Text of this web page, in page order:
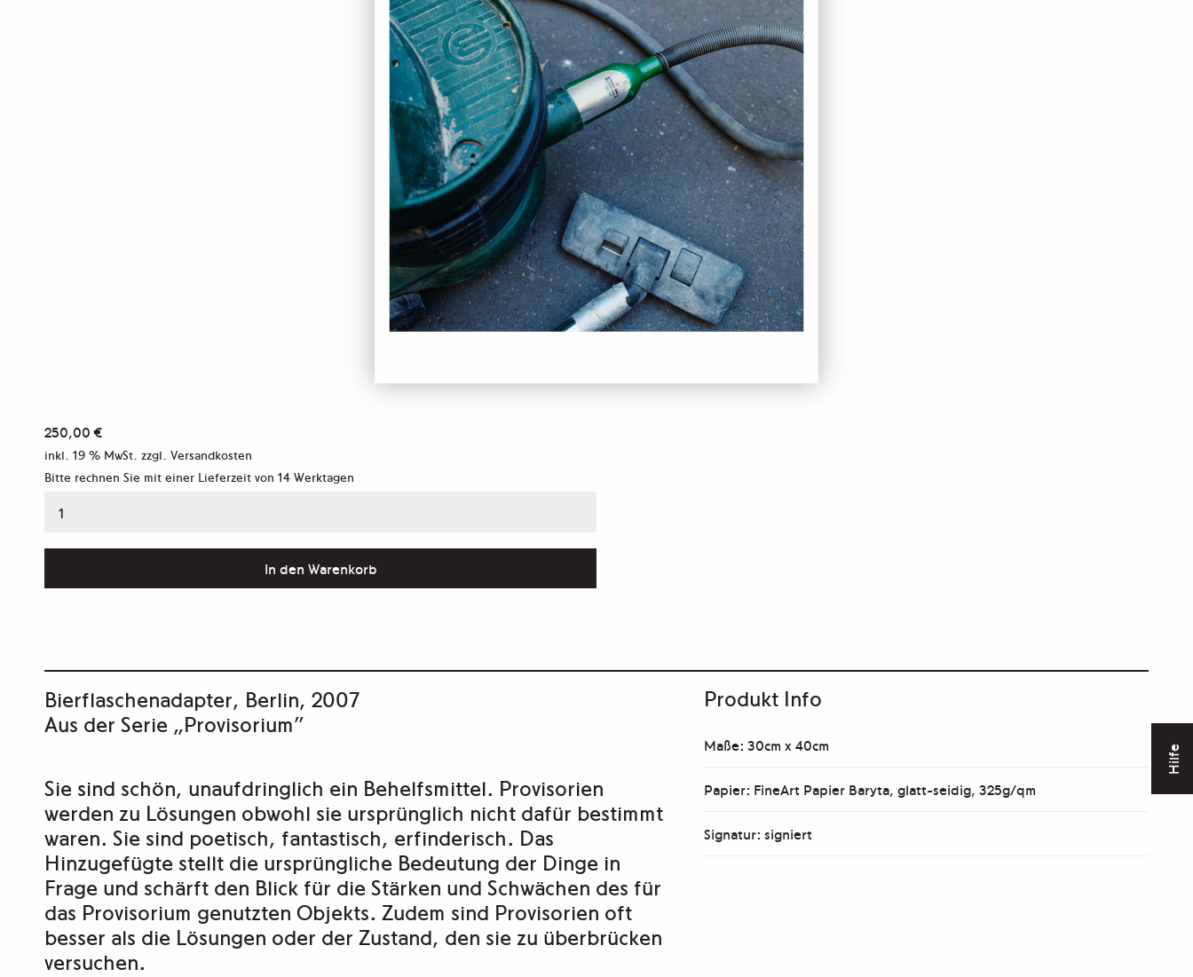
Hilfe
250,00€
inkl. 19 % MwSt. zzgl. Versandkosten
Bitte rechnen Sie mit einer Lieferzeit von 14 Werktagen
Bierflaschenadapter,
Menge
In den Warenkorb
Bierflaschenadapter, Berlin, 2007
Aus der Serie „Provisorium”
Sie sind schön, unaufdringlich ein Behelfsmittel. Provisorien
werden zu Lösungen obwohl sie ursprünglich nicht dafür bestimmt
waren. Sie sind poetisch, fantastisch, erfinderisch. Das
Hinzugefügte stellt die ursprüngliche Bedeutung der Dinge in
Frage und schärft den Blick für die Stärken und Schwächen des für
das Provisorium genutzten Objekts. Zudem sind Provisorien oft
besser als die Lösungen oder der Zustand, den sie zu überbrücken
versuchen.
Produkt Info
Maße: 30cm x 40cm
Papier: FineArt Papier Baryta, glatt-seidig, 325g/qm
Signatur: signiert